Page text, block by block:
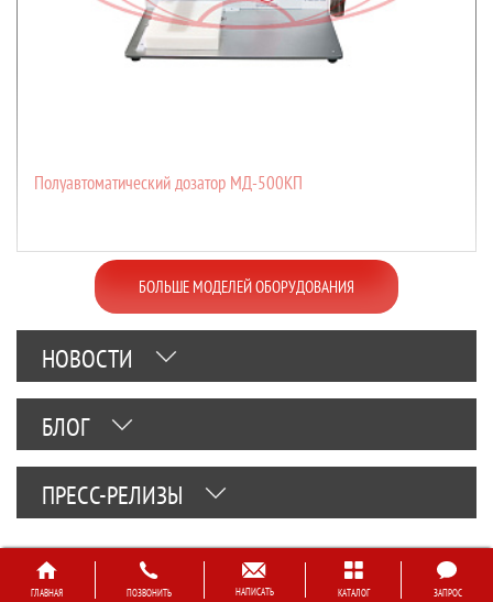
Полуавтоматический дозатор МД-500КП
БОЛЬШЕ МОДЕЛЕЙ ОБОРУДОВАНИЯ
НОВОСТИ
БЛОГ
ПРЕСС-РЕЛИЗЫ
ГЛАВНАЯ ПОЗВОНИТЬ НАПИСАТЬ КАТАЛОГ ЗАПРОС